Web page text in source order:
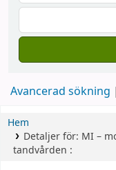
Avancerad sökning
Hem
Detaljer för: MI –
tandvården :